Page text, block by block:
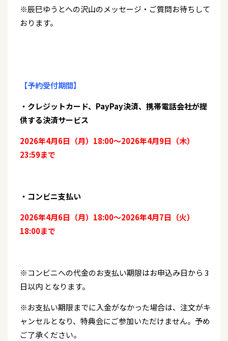
※辰巳ゆうとへの沢山のメッセージ・ご質問お待ちして
おります。
【予約受付期間】
・クレジットカード、PayPay決済、携帯電話会社が提
供する決済サービス
2026年4月6日（月）18:00～2026年4月9日（木）
23:59まで
・コンビニ支払い
2026年4月6日（月）18:00～2026年4月7日（火）
18:00まで
※コンビニへの代金のお支払い期限はお申込み日から 3
日以内 となります。
※お支払い期限までに入金がなかった場合は、注文がキ
ャンセルとなり、特典会にご参加いただけません。予め
ご了承ください。